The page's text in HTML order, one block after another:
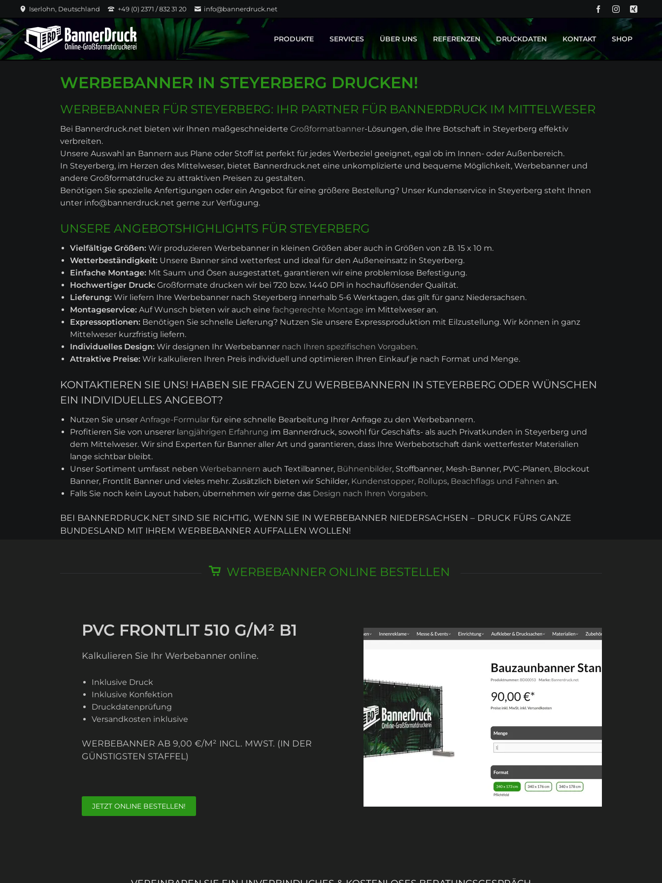
Iserlohn, Deutschland +49 (0) 2371 / 832 31 20 info@bannerdruck.net
PRODUKTE
GROSSFORMATE
KLEBEFOLIEN
FAHNEN
MESSEBAU
SPANNRAHMEN
LEUCHTREKLAME
HOME & LIVING
PRODUKTPORTFOLIO
SERVICES
MONTAGE
TEXTILVEREDELUNG
ÜBER UNS REFERENZEN DRUCKDATEN KONTAKT SHOP
WERBEBANNER IN STEYERBERG DRUCKEN!
WERBEBANNER FÜR STEYERBERG: IHR PARTNER FÜR BANNERDRUCK IM MITTELWESER
Bei Bannerdruck.net bieten wir Ihnen maßgeschneiderte Großformatbanner-Lösungen, die Ihre Botschaft in Steyerberg effektiv
verbreiten.
Unsere Auswahl an Bannern aus Plane oder Stoff ist perfekt für jedes Werbeziel geeignet, egal ob im Innen- oder Außenbereich.
In Steyerberg, im Herzen des Mittelweser, bietet Bannerdruck.net eine unkomplizierte und bequeme Möglichkeit, Werbebanner und
andere Großformatdrucke zu attraktiven Preisen zu gestalten.
Benötigen Sie spezielle Anfertigungen oder ein Angebot für eine größere Bestellung? Unser Kundenservice in Steyerberg steht Ihnen
unter info@bannerdruck.net gerne zur Verfügung.
UNSERE ANGEBOTSHIGHLIGHTS FÜR STEYERBERG
Vielfältige Größen: Wir produzieren Werbebanner in kleinen Größen aber auch in Größen von z.B. 15 x 10 m.
Wetterbeständigkeit: Unsere Banner sind wetterfest und ideal für den Außeneinsatz in Steyerberg.
Einfache Montage: Mit Saum und Ösen ausgestattet, garantieren wir eine problemlose Befestigung.
Hochwertiger Druck: Großformate drucken wir bei 720 bzw. 1440 DPI in hochauflösender Qualität.
Lieferung: Wir liefern Ihre Werbebanner nach Steyerberg innerhalb 5-6 Werktagen, das gilt für ganz Niedersachsen.
Montageservice: Auf Wunsch bieten wir auch eine fachgerechte Montage im Mittelweser an.
Expressoptionen: Benötigen Sie schnelle Lieferung? Nutzen Sie unsere Expressproduktion mit Eilzustellung. Wir können in ganz
Mittelweser kurzfristig liefern.
Individuelles Design: Wir designen Ihr Werbebanner nach Ihren spezifischen Vorgaben.
Attraktive Preise: Wir kalkulieren Ihren Preis individuell und optimieren Ihren Einkauf je nach Format und Menge.
KONTAKTIEREN SIE UNS! HABEN SIE FRAGEN ZU WERBEBANNERN IN STEYERBERG ODER WÜNSCHEN
EIN INDIVIDUELLES ANGEBOT?
Nutzen Sie unser Anfrage-Formular für eine schnelle Bearbeitung Ihrer Anfrage zu den Werbebannern.
Profitieren Sie von unserer langjährigen Erfahrung im Bannerdruck, sowohl für Geschäfts- als auch Privatkunden in Steyerberg und
dem Mittelweser. Wir sind Experten für Banner aller Art und garantieren, dass Ihre Werbebotschaft dank wetterfester Materialien
lange sichtbar bleibt.
Unser Sortiment umfasst neben Werbebannern auch Textilbanner, Bühnenbilder, Stoffbanner, Mesh-Banner, PVC-Planen, Blockout
Banner, Frontlit Banner und vieles mehr. Zusätzlich bieten wir Schilder, Kundenstopper, Rollups, Beachflags und Fahnen an.
Falls Sie noch kein Layout haben, übernehmen wir gerne das Design nach Ihren Vorgaben.
BEI BANNERDRUCK.NET SIND SIE RICHTIG, WENN SIE IN WERBEBANNER NIEDERSACHSEN – DRUCK FÜRS GANZE
BUNDESLAND MIT IHREM WERBEBANNER AUFFALLEN WOLLEN!
WERBEBANNER ONLINE BESTELLEN
PVC FRONTLIT 510 G/M² B1
Kalkulieren Sie Ihr Werbebanner online.
Inklusive Druck
Inklusive Konfektion
Druckdatenprüfung
Versandkosten inklusive
WERBEBANNER AB 9,00 €/M² INCL. MWST. (IN DER
GÜNSTIGSTEN STAFFEL)
JETZT ONLINE BESTELLEN!